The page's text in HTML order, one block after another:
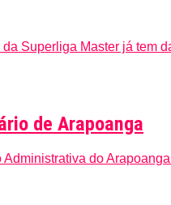
Superliga Master já tem
de Arapoanga
do